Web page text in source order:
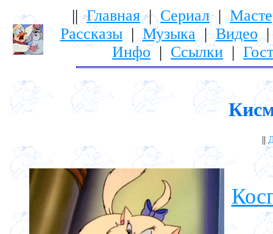
||Главная| Сериал|
Рассказы|Музыка|Видео
Инфо| Ссылки |
||